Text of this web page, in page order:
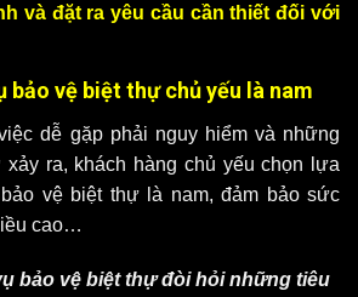
và đặt ra yêu cầu cần thiết đối với
bảo vệ biệt thự chủ yếu là nam
dễ gặp phải nguy hiểm và những
xảy ra, khách hàng chủ yếu chọn lựa
vệ biệt thự là nam, đảm bảo sức
cao…
bảo vệ biệt thự đòi hỏi những tiêu